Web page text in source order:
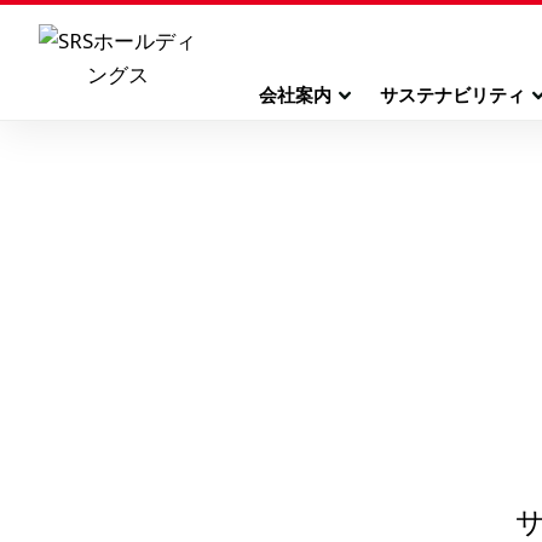
会社案内 サステナビリティ